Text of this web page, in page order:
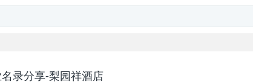
录分享-梨园祥酒店